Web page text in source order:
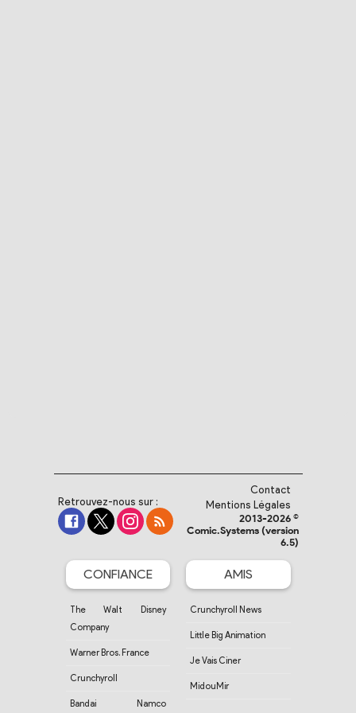
Retrouvez-nous sur :
Contact
Mentions Légales
2013-2026 ©
Comic.Systems (version
6.5)
CONFIANCE
The Walt Disney
Company
Warner Bros. France
Crunchyroll
Bandai Namco
AMIS
Crunchyroll News
Little Big Animation
Je Vais Ciner
MidouMir